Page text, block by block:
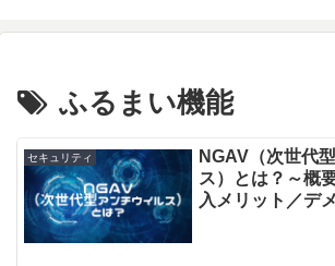
ふるまい機能
セキュリティ
NGAV（次世代
ス）とは？～概
入メリット／デ